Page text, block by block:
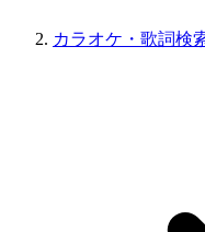
カラオケ・歌詞検